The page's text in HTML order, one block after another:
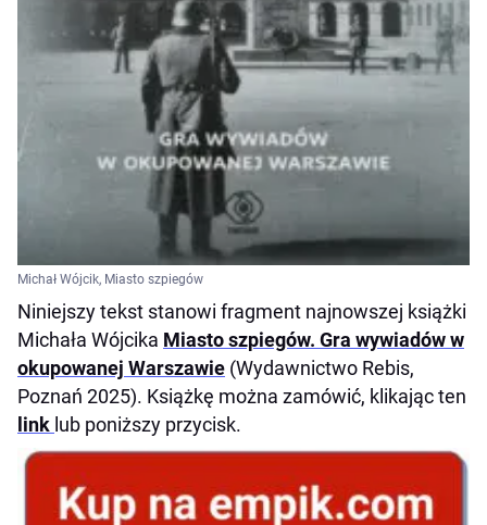
Michał Wójcik, Miasto szpiegów
Niniejszy tekst stanowi fragment najnowszej książki
Michała Wójcika Miasto szpiegów. Gra wywiadów w
okupowanej Warszawie (Wydawnictwo Rebis,
Poznań 2025). Książkę można zamówić, klikając ten
link lub poniższy przycisk.